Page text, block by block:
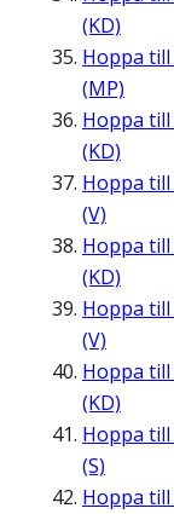
(KD)
Hoppa till
(MP)
Hoppa till
(KD)
Hoppa till
(V)
Hoppa till
(KD)
Hoppa till
(V)
Hoppa till
(KD)
Hoppa till
(S)
Hoppa till